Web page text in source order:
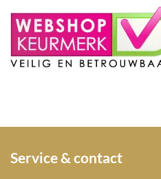
Service & contact